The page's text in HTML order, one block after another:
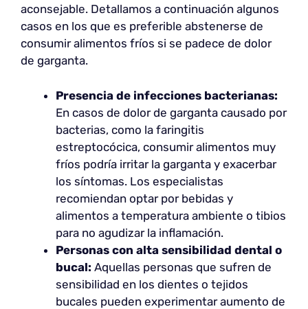
aconsejable. Detallamos a continuación algunos
casos en los que es preferible abstenerse de
consumir alimentos fríos si se padece de dolor
de garganta.
Presencia de infecciones bacterianas:
En casos de dolor de garganta causado por
bacterias, como la faringitis
estreptocócica, consumir alimentos muy
fríos podría irritar la garganta y exacerbar
los síntomas. Los especialistas
recomiendan optar por bebidas y
alimentos a temperatura ambiente o tibios
para no agudizar la inflamación.
Personas con alta sensibilidad dental o
bucal: Aquellas personas que sufren de
sensibilidad en los dientes o tejidos
bucales pueden experimentar aumento de